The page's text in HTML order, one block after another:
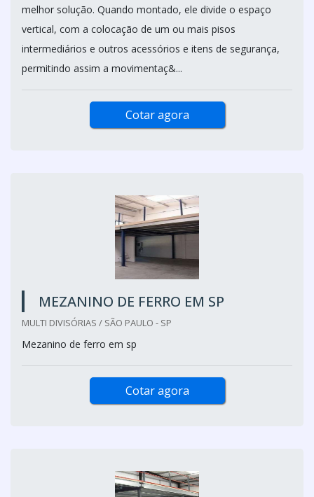
melhor solução. Quando montado, ele divide o espaço
vertical, com a colocação de um ou mais pisos
intermediários e outros acessórios e itens de segurança,
permitindo assim a movimentaç&...
Cotar agora
MEZANINO DE FERRO EM SP
MULTI DIVISÓRIAS / SÃO PAULO - SP
Mezanino de ferro em sp
Cotar agora